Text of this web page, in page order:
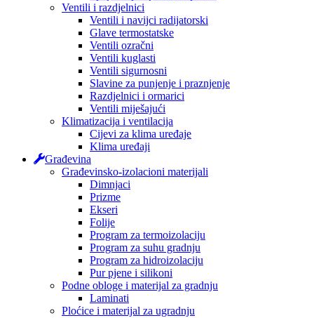
Ventili i razdjelnici
Ventili i navijci radijatorski
Glave termostatske
Ventili ozračni
Ventili kuglasti
Ventili sigurnosni
Slavine za punjenje i praznjenje
Razdjelnici i ormarici
Ventili miješajući
Klimatizacija i ventilacija
Cijevi za klima uređaje
Klima uređaji
Građevina
Građevinsko-izolacioni materijali
Dimnjaci
Prizme
Ekseri
Folije
Program za termoizolaciju
Program za suhu gradnju
Program za hidroizolaciju
Pur pjene i silikoni
Podne obloge i materijal za gradnju
Laminati
Ploćice i materijal za ugradnju